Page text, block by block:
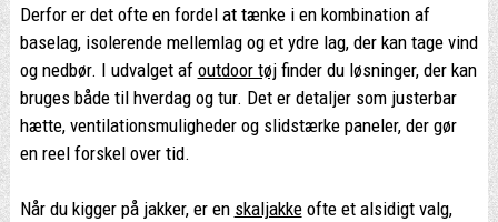
Derfor er det ofte en fordel at tænke i en kombination af
baselag, isolerende mellemlag og et ydre lag, der kan tage vind
og nedbør. I udvalget af outdoor tøjfinder du løsninger, der kan
bruges både til hverdag og tur. Det er detaljer som justerbar
hætte, ventilationsmuligheder og slidstærke paneler, der gør
en reel forskel over tid.
Når du kigger på jakker, er en skaljakkeofte et alsidigt valg,